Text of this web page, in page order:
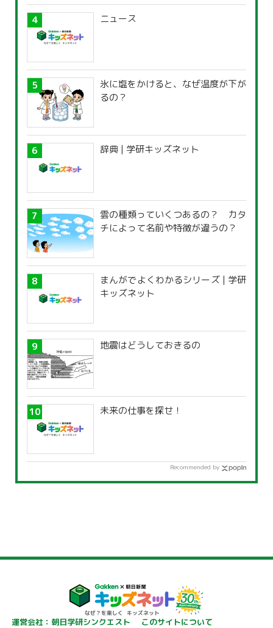
ニュース
氷に塩をかけると、なぜ温度が下が
るの？
辞典 | 学研キッズネット
雲の種類っていくつあるの？ カタ
チによって名前や特徴が違うの？
まんがでよくわかるシリーズ | 学研
キッズネット
地震はどうしておきるの
未来の仕事を探せ！
Recommended by
運営会社：朝日学研シンクエスト このサイトについて